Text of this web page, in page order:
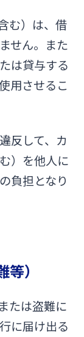
む）は、借
せん。また
は貸与する
用させるこ
反して、カ
）を他人に
負担となり
）
たは盗難に
に届け出る